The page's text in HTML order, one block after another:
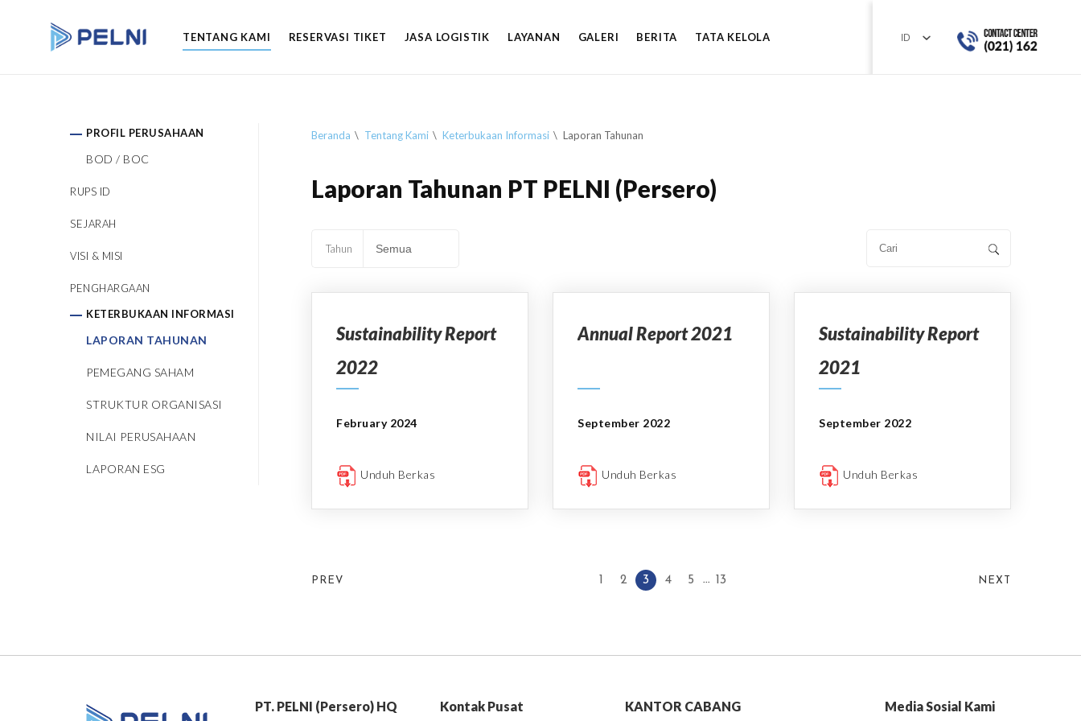
TENTANG KAMI RESERVASI TIKET JASA LOGISTIK LAYANAN GALERI BERITA TATA KELOLA
PROFIL PERUSAHAAN
BOD / BOC
RUPS ID
SEJARAH
VISI & MISI
PENGHARGAAN
KETERBUKAAN INFORMASI
LAPORAN TAHUNAN
PEMEGANG SAHAM
STRUKTUR ORGANISASI
NILAI PERUSAHAAN
LAPORAN ESG
Beranda Tentang Kami Keterbukaan Informasi Laporan Tahunan
Laporan Tahunan PT PELNI (Persero)
Tahun
Sustainability Report
2022
February 2024
Unduh Berkas
Annual Report 2021
September 2022
Unduh Berkas
Sustainability Report
2021
September 2022
Unduh Berkas
PREV 2 3 4 5 ... 13 NEXT
PT. PELNI (Persero) HQ Kontak Pusat
KANTOR CABANG
Media Sosial Kami